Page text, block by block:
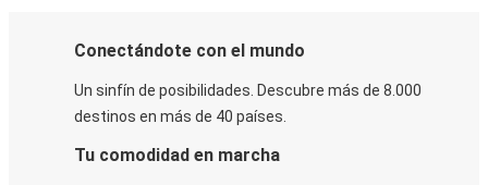
Conectándote con el mundo
Un sinfín de posibilidades. Descubre más de 8.000
destinos en más de 40 países.
Tu comodidad en marcha